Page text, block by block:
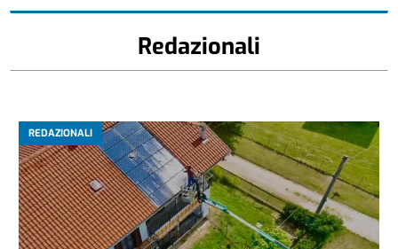
Redazionali
REDAZIONALI